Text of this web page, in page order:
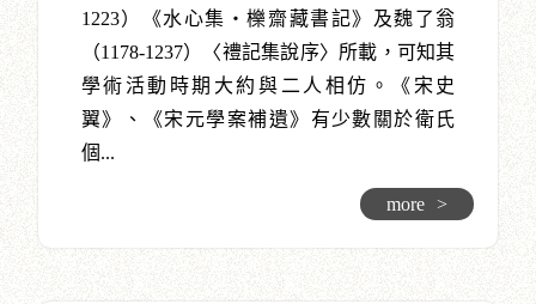
1223）《水心集‧櫟齋藏書記》及魏了翁
（1178-1237）〈禮記集說序〉所載，可知其
學術活動時期大約與二人相仿。《宋史
翼》、《宋元學案補遺》有少數關於衛氏
個...
more >